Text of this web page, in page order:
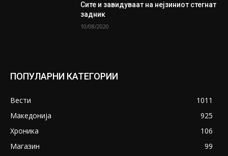
Сите и завидуваат на нејзиниот стегнат
задник
10/08/2020
ПОПУЛАРНИ КАТЕГОРИИ
Вести
1011
Македонија
925
Хроника
106
Магазин
99